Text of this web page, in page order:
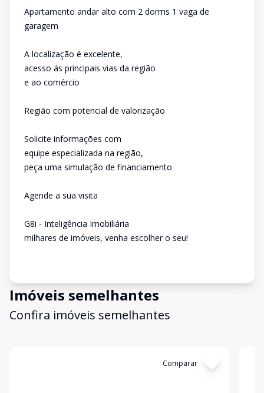
Apartamento andar alto com 2 dorms 1 vaga de
garagem
A localização é excelente,
acesso ás principais vias da região
e ao comércio
Região com potencial de valorização
Solicite informações com
equipe especializada na região,
peça uma simulação de financiamento
Agende a sua visita
G8i - Inteligência Imobiliária
milhares de imóveis, venha escolher o seu!
Imóveis semelhantes
Confira imóveis semelhantes
Comparar